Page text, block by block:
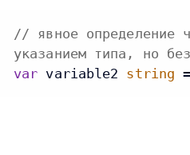
// явное определение
указанием типа, но
var variable2 string